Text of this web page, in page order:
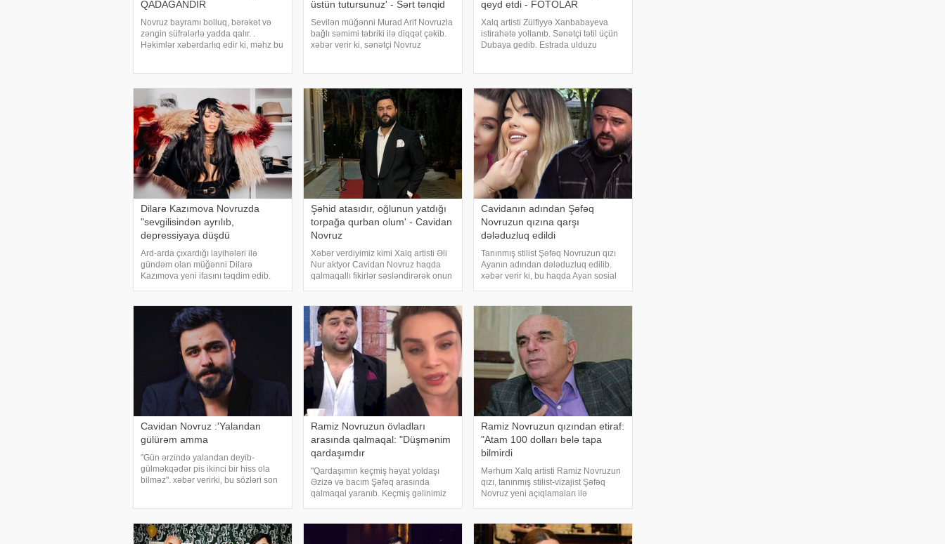
QADAĞANDIR
Novruz bayramı bolluq, bərəkət və
zəngin süfrələrlə yadda qalır. .
Həkimlər xəbərdarlıq edir ki, məhz bu
çıxarma
üstün tutursunuz' - Sərt tənqid
Sevilən müğənni Murad Arif Novruzla
bağlı səmimi təbriki ilə diqqət çəkib.
xəbər verir ki, sənətçi Novruz
şoularını Novruz bayramında
qeyd etdi - FOTOLAR
Xalq artisti Zülfiyyə Xanbabayeva
istirahətə yollanıb. Sənətçi tətil üçün
Dubaya gedib. Estrada ulduzu
Dilarə Kazımova Novruzda
"sevgilisindən ayrılıb,
depressiyaya düşdü
Ard-arda çıxardığı layihələri ilə
gündəm olan müğənni Dilarə
Kazımova yeni ifasını təqdim edib.
performansı ilə sənətçi sözü və
musiqisi Gökselə aid olan məşhu
Şəhid atasıdır, oğlunun yatdığı
torpağa qurban olum' - Cavidan
Novruz
Xəbər verdiyimiz kimi Xalq artisti Əli
Nur aktyor Cavidan Novruz haqda
qalmaqallı fikirlər səsləndirərək onun
bildirmişdi. xəbər verir ki, Cavidan
Xalq artistini
Cavidanın adından Şəfəq
Novruzun qızına qarşı
dələduzluq edildi
Tanınmış stilist Şəfəq Novruzun qızı
Ayanın adından dələduzluq edilib.
xəbər verir ki, bu haqda Ayan sosial
edən şəxs onun bir neçə tanışından
külli miqdard
Cavidan Novruz :'Yalandan
gülürəm amma
"Gün ərzində yalandan deyib-
gülməkqədər pis ikinci bir hiss ola
bilməz". xəbər verirki, bu sözləri son
hesabınd
Ramiz Novruzun övladları
arasında qalmaqal: "Düşmənim
qardaşımdır
"Qardaşımın keçmiş həyat yoldaşı
Əzizə və bacım Şəfəq arasında
qalmaqal yaranıb. Keçmiş gəlinimiz
fikirləri -a mərhum xalq artisti Ramiz
Ramiz Novruzun qızından etiraf:
"Atam 100 dolları belə tapa
bilmirdi
Mərhum Xalq artisti Ramiz Novruzun
qızı, tanınmış stilist-vizajist Şəfəq
Novruz yeni açıqlamaları ilə
"YouTube" layihəsinin qonağı olan
vizajis